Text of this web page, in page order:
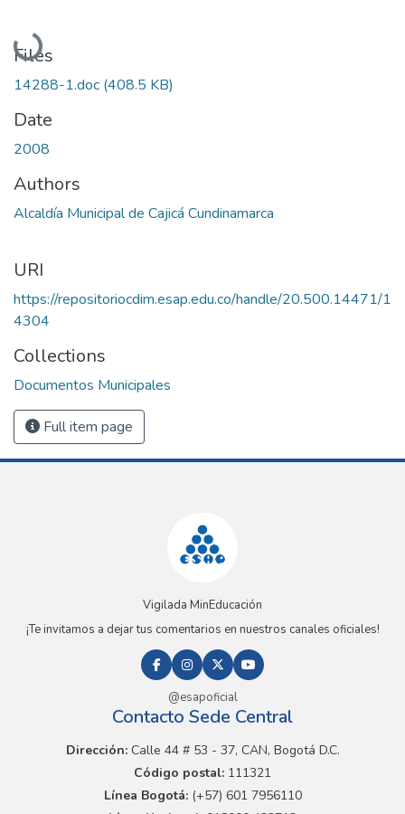
Loading...
Files
14288-1.doc (408.5 KB)
Date
2008
Authors
Alcaldía Municipal de Cajicá Cundinamarca
URI
https://repositoriocdim.esap.edu.co/handle/20.500.14471/1
4304
Collections
Documentos Municipales
Full item page
Vigilada MinEducación
¡Te invitamos a dejar tus comentarios en nuestros canales oficiales!
@esapoficial
Contacto Sede Central
Dirección:Calle 44 # 53 - 37, CAN, Bogotá D.C.
Código postal: 111321
Línea Bogotá:(+57) 601 7956110